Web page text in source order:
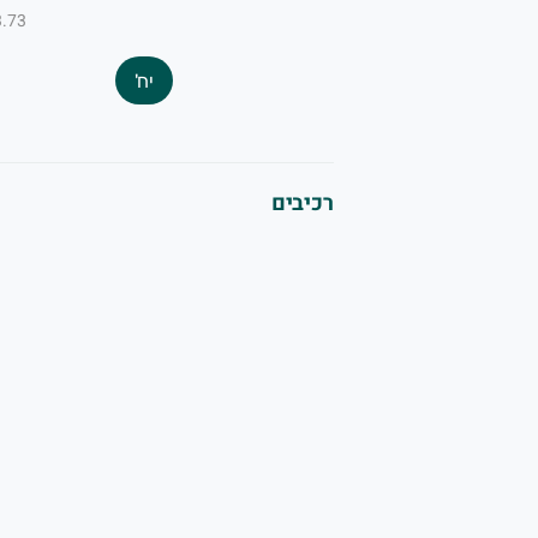
₪3.73
יח'
רכיבים